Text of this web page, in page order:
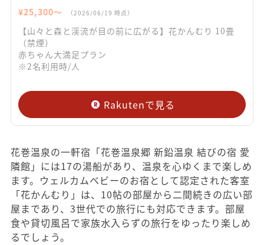
¥25,300〜 （2026/06/19 時点）
【山々と森と渓流が目の前に広がる】花かんむり 10畳
（禁煙）
赤ちゃん大満足プラン
※2名利用時/人
Rakutenで見る
花巻温泉の一軒宿「花巻温泉郷 新鉛温泉 結びの宿 愛
隣館」には17の湯船があり、温泉を心ゆくまで楽しめ
ます。ウェルカムベビーのお宿として認定された客室
「花かんむり」は、10帖の部屋から二間続きの広い部
屋まであり、3世代での旅行にも対応できます。部屋
食や貸切風呂で家族水入らずの旅行をゆったり楽しめ
るでしょう。